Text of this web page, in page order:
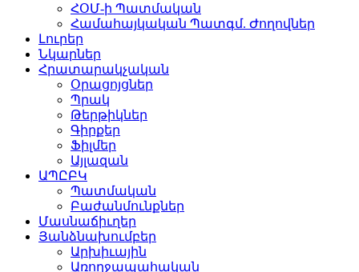
ՀՕՄ-ի Պատմական
Համահայկական Պատգմ. Ժողովներ
Լուրեր
Նկարներ
Հրատարակչական
Օրացոյցներ
Պրակ
Թերթիկներ
Գիրքեր
Ֆիլմեր
Այլազան
ԱՊԸԲԿ
Պատմական
Բաժանմունքներ
Մասնաճիւղեր
Յանձնախումբեր
Արխիւային
Առողջապահական